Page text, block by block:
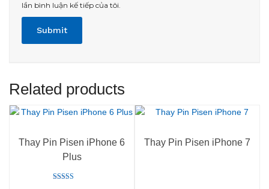
lần bình luận kế tiếp của tôi.
Related products
Thay Pin Pisen iPhone 6
Plus
Thay Pin Pisen iPhone 7